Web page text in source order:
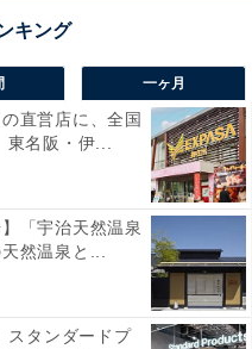
一ヶ月
直営店に、全国
東名阪・伊...
「宇治天然温泉
然温泉と...
スタンダードプ